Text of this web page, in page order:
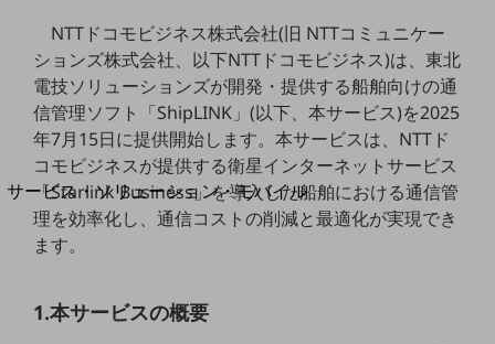
地域経済のさらなる活性化に取り組みます
自治体・地域社会との共創
LGPF(Local Government Platform)
別ウィンドウで開きます
サービス・ソリューション・モバイル
サービス・ソリューションTOP
DXに関する課題を解決する
カテゴリーで探すTOP
NTTドコモビジネス株式会社(旧 NTTコミュニケー
ションズ株式会社、以下NTTドコモビジネス)は、東北
電技ソリューションズが開発・提供する船舶向けの通
信管理ソフト「ShipLINK」(以下、本サービス)を2025
年7月15日に提供開始します。本サービスは、NTTド
コモビジネスが提供する衛星インターネットサービス
「Starlink Business」を導入した船舶における通信管
理を効率化し、通信コストの削減と最適化が実現でき
ます。
1.本サービスの概要